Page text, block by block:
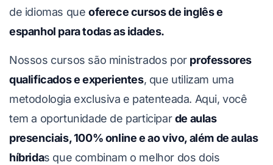
de idiomas que oferece cursos de inglês e
espanhol para todas as idades.
Nossos cursos são ministrados por professores
qualificados e experientes, que utilizam uma
metodologia exclusiva e patenteada. Aqui, você
tem a oportunidade de participarde aulas
presenciais, 100% online e ao vivo, além de aulas
híbridas que combinam o melhor dos dois